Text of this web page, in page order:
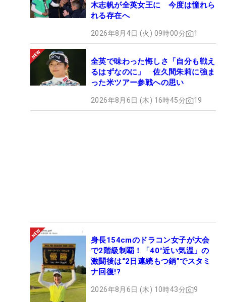
木志帆が全英女王に 今度は憧れら
れる存在へ
2026年8月4日 (火) 09時00分 1
全英で味わった悔しさ「自分も戦え
るはずなのに」 佐久間朱莉に強ま
った米ツアー参戦への思い
2026年8月6日 (木) 16時45分 19
身長154cmのドラコン女子が大会
で2階級制覇！「40°近い気温」の
激闘後は“2日連続もつ鍋”でスタミ
ナ回復!?
2026年8月6日 (木) 10時43分 9